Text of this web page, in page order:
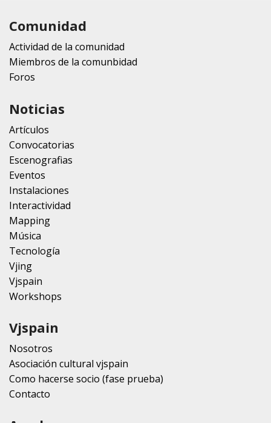
Comunidad
Actividad de la comunidad
Miembros de la comunbidad
Foros
Noticias
Artículos
Convocatorias
Escenografias
Eventos
Instalaciones
Interactividad
Mapping
Música
Tecnología
Vjing
Vjspain
Workshops
Vjspain
Nosotros
Asociación cultural vjspain
Como hacerse socio (fase prueba)
Contacto